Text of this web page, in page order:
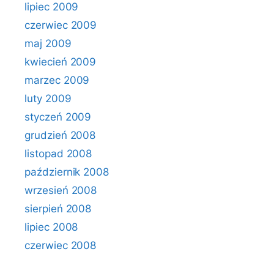
lipiec 2009
czerwiec 2009
maj 2009
kwiecień 2009
marzec 2009
luty 2009
styczeń 2009
grudzień 2008
listopad 2008
październik 2008
wrzesień 2008
sierpień 2008
lipiec 2008
czerwiec 2008